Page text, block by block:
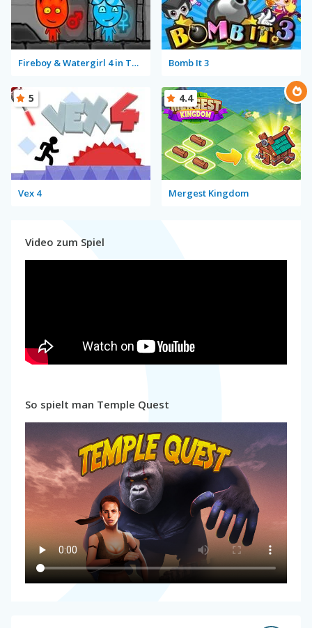
Fireboy & Watergirl 4 in The Crystal Temple Bomb It 3
Vex 4
5
Mergest Kingdom
4.4
Video zum Spiel
So spielt man Temple Quest